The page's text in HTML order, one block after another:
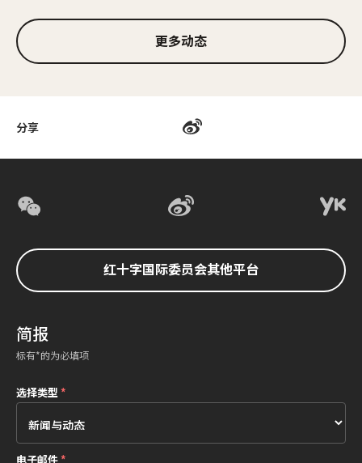
分享
更多动态
红十字国际委员会其他平台
简报
标有*的为必填项
选择类型*
电子邮件*